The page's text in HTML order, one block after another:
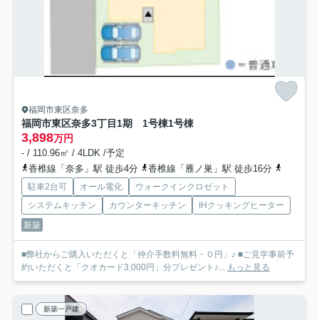
福岡市東区奈多
福岡市東区奈多3丁目1期 1号棟1号棟
3,898万円
- / 110.96㎡ / 4LDK /予定
香椎線「奈多」駅 徒歩4分
香椎線「雁ノ巣」駅 徒歩16分
駐車2台可 オール電化
ウォークインクロゼット
システムキッチン
カウンターキッチン
IHクッキングヒーター
新築
■弊社からご購入いただくと「仲介手数料無料・０円」♪ ■ご見学事前予
約いただくと「クオカード3,000円」分プレゼント♪... もっと見る
新築一戸建